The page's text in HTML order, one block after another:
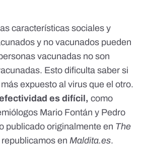
características sociales y
y no vacunados pueden
vacunadas no son
Esto dificulta saber si
expuesto al virus que el otro.
es difícil, como
Mario Fontán y Pedro
publicado originalmente en The
republicamos en Maldita.es.